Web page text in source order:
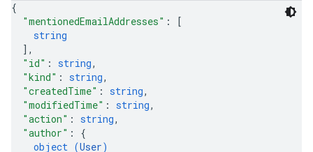
{
"mentionedEmailAddresses" :
[
string
] ,
"id" : string,
"kind" : string,
"createdTime" : string,
"modifiedTime" : string,
"action" : string,
"author" : {
object (User)